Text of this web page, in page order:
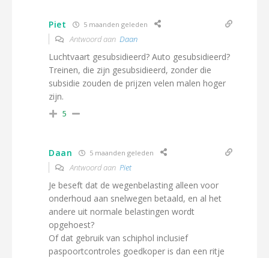
Piet 5 maanden geleden
Antwoord aan Daan
Luchtvaart gesubsidieerd? Auto gesubsidieerd?
Treinen, die zijn gesubsidieerd, zonder die
subsidie zouden de prijzen velen malen hoger
zijn.
5
Daan 5 maanden geleden
Antwoord aan Piet
Je beseft dat de wegenbelasting alleen voor
onderhoud aan snelwegen betaald, en al het
andere uit normale belastingen wordt
opgehoest?
Of dat gebruik van schiphol inclusief
paspoortcontroles goedkoper is dan een ritje